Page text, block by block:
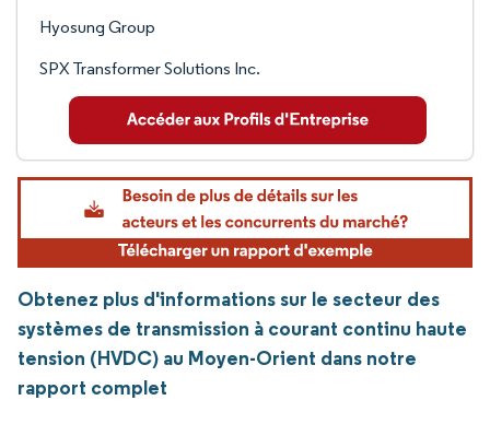
Hyosung Group
SPX Transformer Solutions Inc.
Obtenez plus d'informations sur le secteur des
systèmes de transmission à courant continu haute
tension (HVDC) au Moyen-Orient dans notre
rapport complet